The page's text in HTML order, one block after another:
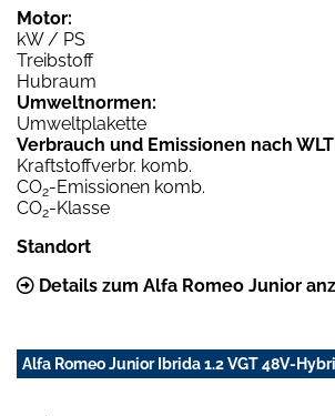
Motor:
kW / PS
Treibstoff
Hubraum
Umweltnormen:
Umweltplakette
Verbrauch und Emissionen nach
Kraftstoffverbr. komb.
CO2-Emissionen komb.
CO2-Klasse
Standort
Details zum Alfa Romeo Junior
Alfa Romeo Junior Ibrida 1.2 VGT 48V-